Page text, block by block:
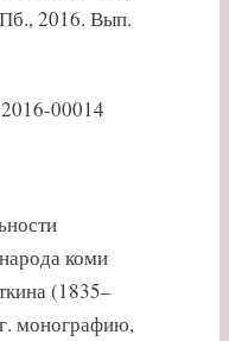
2016. Вып.
00014
коми
(1835–
монографию,